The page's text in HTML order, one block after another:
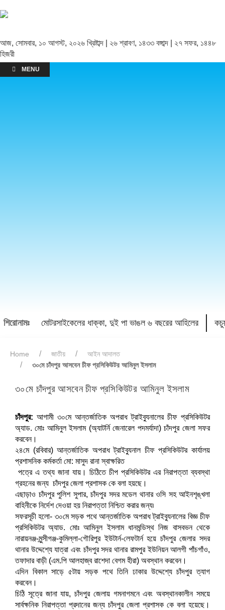
আজ, সোমবার, ১০ আগস্ট, ২০২৬ খ্রিষ্টাব্দ | ২৬ শ্রাবণ, ১৪৩৩ বঙ্গাব্দ | ২৭ সফর, ১৪৪৮
হিজরী
MENU
শিরোনামঃ মোটরসাইকেলের ধাক্কা, দুই পা ভাঙল ৬ বছরের আহিলের
Home জাতীয়
আইন আদালত
৩০মে চাঁদপুর আসবেন চীফ প্রসিকিউটর আমিনুল ইসলাম
৩০মে চাঁদপুর আসবেন চীফ প্রসিকিউটর আমিনুল ইসলাম
চাঁদপুর: আগামী ৩০মে আন্তর্জাতিক অপরাধ ট্রাইব্যুনালের চীফ প্রসিকিউটর
অ্যাড. মোঃ আমিনুল ইসলাম (অ্যাটর্নি জেনারেল পদমর্যাদা) চাঁদপুর জেলা সফর
করবেন।
২৪মে (রবিবার) আন্তর্জাতিক অপরাধ ট্রাইব্যুনাল চীফ প্রসিকিউটর কার্যালয়
প্রশাসনিক কর্মকর্তা মো: মাসুদ রানা স্বাক্ষরিত
পত্রে এ তথ্য জানা যায়। চিঠিতে চীপ প্রসিকিউটর এর নিরাপত্তা ব্যবস্থা
গ্রহনের জন্য চাঁদপুর জেলা প্রশাসক কে বলা হয়ছে।
এছাড়াও চাঁদপুর পুলিশ সুপার, চাঁদপুর সদর মডেল থানার ওসি সহ আইনশৃঙ্খলা
বাহিনীকে নির্দেশ দেওয়া হয় নিরাপত্তা নিশ্চিত করার জন্য৷
সফরসূচী হলো- ৩০মে সড়ক পথে আন্তর্জাতিক অপরাধ ট্রাইব্যুনালের বিজ্ঞ চীফ
প্রসিকিউটর অ্যাড. মোঃ আমিনুল ইসলাম ধানমন্ডিস্থ নিজ বাসবভন থেকে
নারায়নঞ্জ-মুন্সীগঞ্জ-কুমিল্লা-গৌরিপুর ইউটার্ন-লেফটার্ন হয়ে চাঁদপুর জেলার সদর
থানার উদ্দেশ্যে যাত্রা এবং চাঁদপুর সদর থানার রামপুর ইউনিয়ন আলগী পাঁচগাঁও,
তফাদার বাড়ী (এম.পি আলহাজ্ব রাশেদা বেগম হীরা) অবস্থান করবেন।
এদিন বিকাল সাড়ে ৫টায় সড়ক পথে তিনি ঢাকার উদ্দেশ্যে চাঁদপুর ত্যাগ
করবেন।
চিঠি সূত্রে জানা যায়, চাঁদপুর জেলায় গমনাগমনে এবং অবস্থানকালীন সময়ে
সার্বক্ষনিক নিরাপত্তা প্রদানের জন্য চাঁদপুর জেলা প্রশাসক কে বলা হয়েছে।